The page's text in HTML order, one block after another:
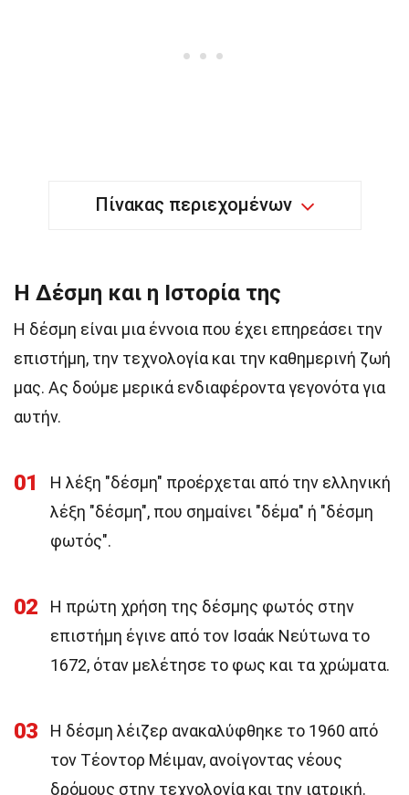
Πίνακας περιεχομένων
Η Δέσμη και η Ιστορία της
Η δέσμη είναι μια έννοια που έχει επηρεάσει την
επιστήμη, την τεχνολογία και την καθημερινή ζωή
μας. Ας δούμε μερικά ενδιαφέροντα γεγονότα για
αυτήν.
01
Η λέξη "δέσμη" προέρχεται από την ελληνική
λέξη "δέσμη", που σημαίνει "δέμα" ή "δέσμη
φωτός".
02
Η πρώτη χρήση της δέσμης φωτός στην
επιστήμη έγινε από τον Ισαάκ Νεύτωνα το
1672, όταν μελέτησε το φως και τα χρώματα.
03
Η δέσμη λέιζερ ανακαλύφθηκε το 1960 από
τον Τέοντορ Μέιμαν, ανοίγοντας νέους
δρόμους στην τεχνολογία και την ιατρική.